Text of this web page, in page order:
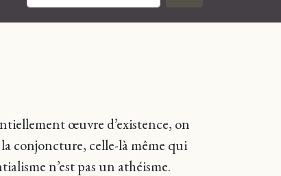
œuvre d’existence, on
conjoncture, celle-là même qui
n’est pas un athéisme.